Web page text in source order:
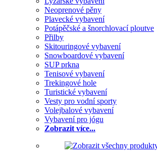
Neoprenové pěny
Plavecké vybavení
Potápěčské a šnorchlovací ploutve
Přilby
Skitouringové vybavení
Snowboardové vybavení
SUP prkna
Tenisové vybavení
Trekingové hole
Turistické vybavení
Vesty pro vodní sporty
Volejbalové vybavení
Vybavení pro jógu
Zobrazit více...